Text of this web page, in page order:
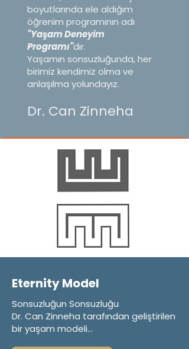
boyutlarında ele aldığım
öğrenim programının adı
"Yaşam Deneyim
Programı"dır.
Yaşamın sonsuzluğunda, her
birimiz kendimiz olma ve
anlaşılma yolundayız.
Dr. Can Zinneha
Eternity Model
Sonsuzluğun Sonsuzluğu
Dr. Can Zinneha tarafından geliştirilen
bir yaşam modeli...